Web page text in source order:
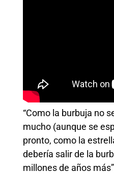
“Como la burbuja no
mucho (aunque se
pronto, como la
debería salir de la
millones de años